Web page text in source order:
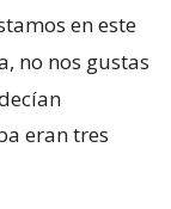
en este
no nos gustas
eran tres